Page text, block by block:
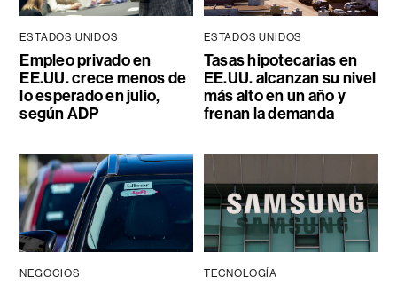
ESTADOS UNIDOS
Empleo privado en
EE.UU. crece menos de
lo esperado en julio,
según ADP
ESTADOS UNIDOS
Tasas hipotecarias en
EE.UU. alcanzan su nivel
más alto en un año y
frenan la demanda
NEGOCIOS TECNOLOGÍA